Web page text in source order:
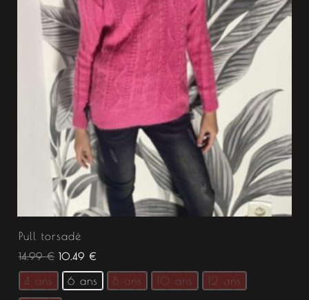
Pull torsadé
14.99€ 10.49 €
4 ans 6 ans 8 ans 10 ans 12 ans